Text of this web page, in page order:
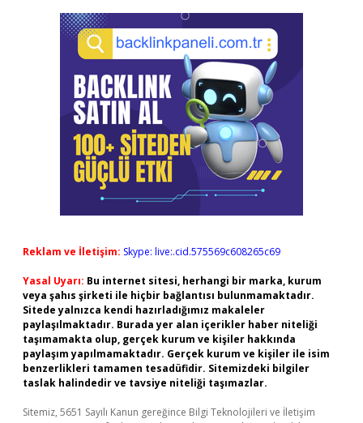
Reklam ve İletişim: Skype: live:.cid.575569c608265c69
Yasal Uyarı: Bu internet sitesi, herhangi bir marka, kurum
veya şahıs şirketi ile hiçbir bağlantısı bulunmamaktadır.
Sitede yalnızca kendi hazırladığımız makaleler
paylaşılmaktadır. Burada yer alan içerikler haber niteliği
taşımamakta olup, gerçek kurum ve kişiler hakkında
paylaşım yapılmamaktadır. Gerçek kurum ve kişiler ile isim
benzerlikleri tamamen tesadüfidir. Sitemizdeki bilgiler
taslak halindedir ve tavsiye niteliği taşımazlar.
Sitemiz, 5651 Sayılı Kanun gereğince Bilgi Teknolojileri ve İletişim